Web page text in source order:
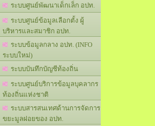
ระบบศูนย์พัฒนาเด็กเล็ก อปท.
ระบบศูนย์ข้อมูลเลือกตั้ง ผู้
บริหารและสมาชิก อปท.
ระบบข้อมูลกลาง อปท. (INFO
ระบบใหม่)
ระบบบันทึกบัญชีท้องถิ่น
ระบบศูนย์บริการข้อมูลบุคลากร
ท้องถิ่นแห่งชาติ
ระบบสารสนเทศด้านการจัดการ
ขยะมูลฝอยของ อปท.